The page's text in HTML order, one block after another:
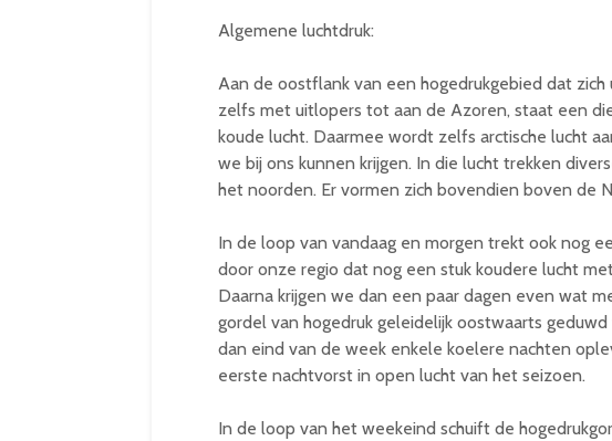
Algemene luchtdruk:
Aan de oostflank van een hogedrukgebied dat
zelfs met uitlopers tot aan de Azoren, staat een
koude lucht. Daarmee wordt zelfs arctische lucht
we bij ons kunnen krijgen. In die lucht trekken
het noorden. Er vormen zich bovendien boven de
In de loop van vandaag en morgen trekt ook nog
door onze regio dat nog een stuk koudere lucht
Daarna krijgen we dan een paar dagen even wat
gordel van hogedruk geleidelijk oostwaarts
dan eind van de week enkele koelere nachten
eerste nachtvorst in open lucht van het seizoen.
In de loop van het weekeind schuift de